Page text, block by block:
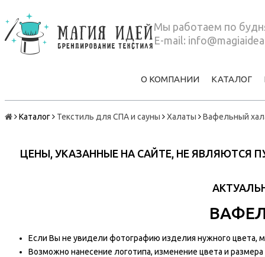
Мы работаем по
E-mail:
О КОМПАНИИ КАТАЛОГ
Каталог Текстиль для СПА и сауны Халаты Вафельный
ЦЕНЫ, УКАЗАННЫЕ НА САЙТЕ, НЕ
Если Вы не увидели фотографию изделия нужного цвета,
Возможно нанесение логотипа, изменение цвета и